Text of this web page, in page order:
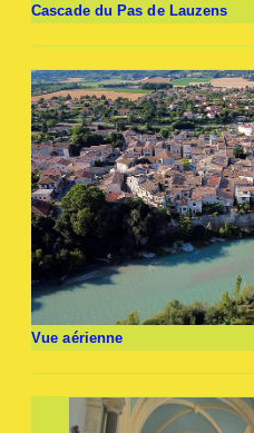
Cascade du Pas de Lauzens
Vue aérienne